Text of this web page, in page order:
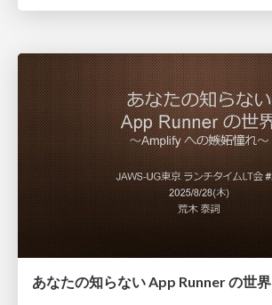
あなたの知らない App Runner の世界